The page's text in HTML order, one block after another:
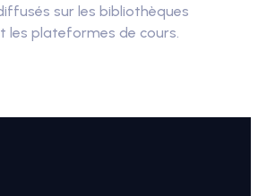
sur les bibliothèques
les plateformes de cours.